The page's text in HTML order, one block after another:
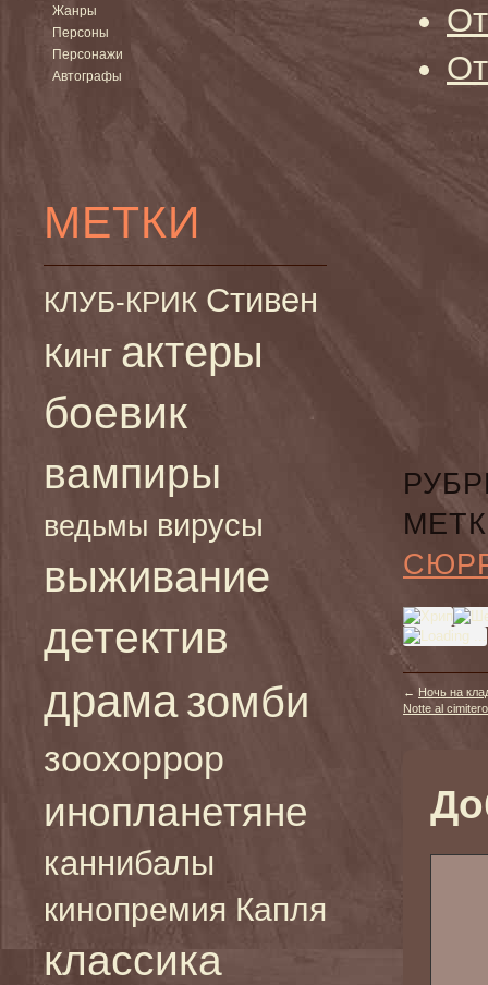
Жанры
Персоны
Персонажи
Автографы
МЕТКИ
КЛУБ-КРИК Стивен
Кинг актеры
боевик
вампиры
ведьмы вирусы
выживание
детектив
драма зомби
зоохоррор
инопланетяне
каннибалы
кинопремия Капля
классика
← Ночь на
Notte al